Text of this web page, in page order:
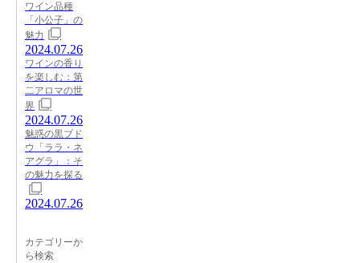
ワイン品種
「小公子」の
魅力
2024.07.26
ワインの香り
を楽しむ：第
二アロマの世
界
2024.07.26
魅惑の黒ブド
ウ「ララ・ネ
アグラ」：そ
の魅力を探る
2024.07.26
カテゴリーか
ら検索